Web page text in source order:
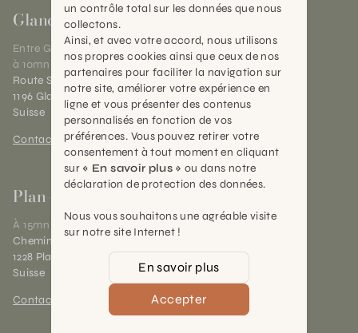
Gland
Entre Genève et Lausanne,
à 10mn de Nyon
Route Suisse 40
1196 Gland (VD)
Suisse
Contact et horaires
Plan-les-Ouates
À 15mn du centre de Genève
Chemin des Charrotons 25
1228 Plan-les-Ouates (GE)
Suisse
Contact et horaires
un contrôle total sur les données que nous
collectons.
Ainsi, et avec votre accord, nous utilisons
nos propres cookies ainsi que ceux de nos
partenaires pour faciliter la navigation sur
notre site, améliorer votre expérience en
ligne et vous présenter des contenus
personnalisés en fonction de vos
préférences. Vous pouvez retirer votre
consentement à tout moment en cliquant
sur « En savoir plus » ou dans notre
déclaration de protection des données.
Nous vous souhaitons une agréable visite
sur notre site Internet !
En savoir plus
Accepter